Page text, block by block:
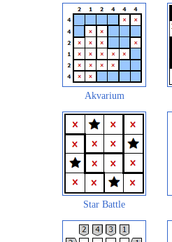
Akvarium
Star Battle